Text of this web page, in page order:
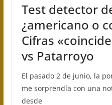
Test detector
¿americano o
Cifras
vs Patarroyo
El pasado 2 de junio, la
me sorprendía con una
desde